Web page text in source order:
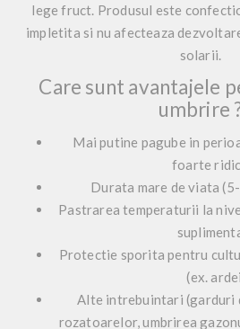
lege fruct. Produsul este
impletita si nu afecteaza
solarii.
Care sunt avantajele
umbrire
Mai putine pagube in
foarte
Durata mare de viata
Pastrarea temperaturii la
Protectie sporita pentru
(ex.
Alte intrebuintari (garduri
rozatoarelor, umbrirea